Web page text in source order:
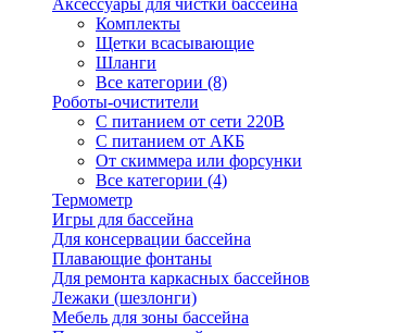
Аксессуары для чистки бассейна
Комплекты
Щетки всасывающие
Шланги
Все категории (8)
Роботы-очистители
С питанием от сети 220В
С питанием от АКБ
От скиммера или форсунки
Все категории (4)
Термометр
Игры для бассейна
Для консервации бассейна
Плавающие фонтаны
Для ремонта каркасных бассейнов
Лежаки (шезлонги)
Мебель для зоны бассейна